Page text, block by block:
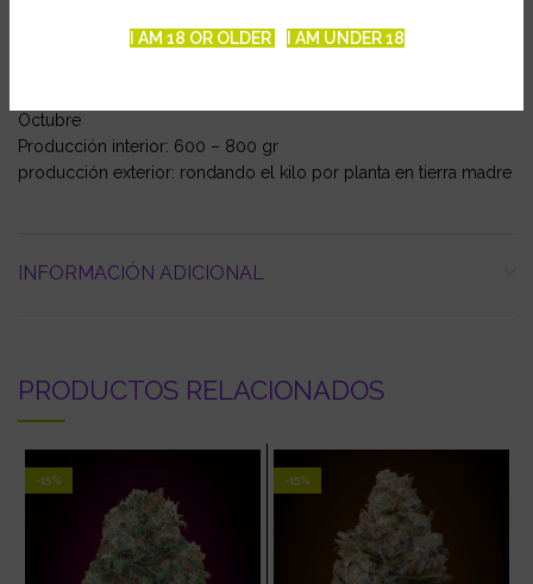
I AM 18 OR OLDER I AM UNDER 18
Octubre
Producción interior: 600 – 800 gr
producción exterior: rondando el kilo por planta en tierra madre
INFORMACIÓN ADICIONAL
PRODUCTOS RELACIONADOS
-15% -15%